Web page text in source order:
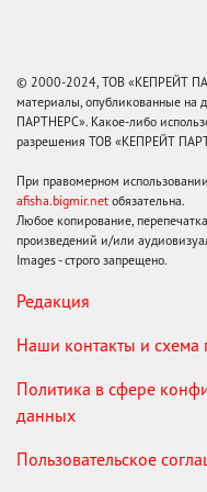
© 2000-2024, ТОВ «КЕПРЕЙТ
материалы, опубликованные на
ПАРТНЕРС». Какое-либо
разрешения ТОВ «КЕПРЕЙТ
При правомерном
afisha.bigmir.net обязательна.
Любое копирование,
произведений и/или
Images - строго запрещено.
Редакция
Наши контакты и схема
Политика в сфере
данных
Пользовательское